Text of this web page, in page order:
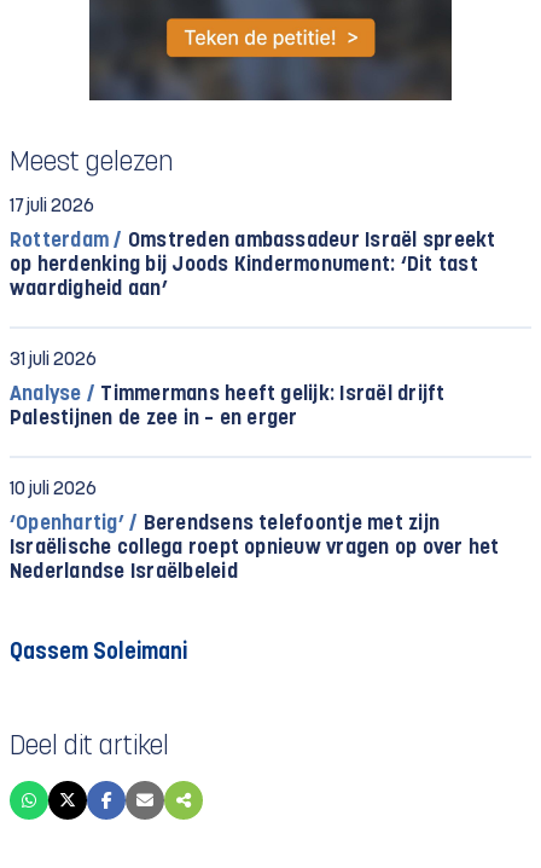
Meest gelezen
17 juli 2026
Rotterdam / Omstreden ambassadeur Israël spreekt
op herdenking bij Joods Kindermonument: ‘Dit tast
waardigheid aan’
31 juli 2026
Analyse / Timmermans heeft gelijk: Israël drijft
Palestijnen de zee in – en erger
10 juli 2026
‘Openhartig’ / Berendsens telefoontje met zijn
Israëlische collega roept opnieuw vragen op over het
Nederlandse Israëlbeleid
Qassem Soleimani
Deel dit artikel